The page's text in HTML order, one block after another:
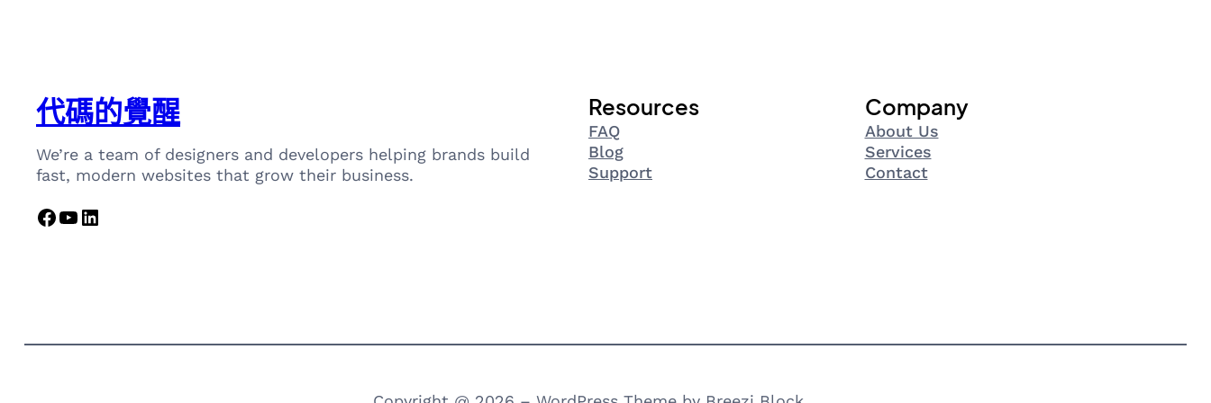
代碼的覺醒
We’re a team of designers and developers helping brands build
fast, modern websites that grow their business.
Facebook YouTube LinkedIn
Resources
FAQ
Blog
Support
Company
About Us
Services
Contact